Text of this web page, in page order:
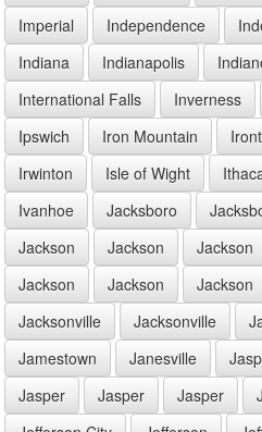
Imperial
Independence
Indiana
Indianapolis
International Falls
Inverness
Ipswich
Iron Mountain
Irwinton
Isle of Wight
Ivanhoe
Jacksboro
Jackson
Jackson Jackson
Jackson
Jackson Jackson
Jacksonville
Jacksonville
Jamestown
Janesville
Jasper
Jasper Jasper